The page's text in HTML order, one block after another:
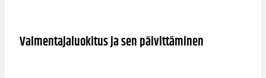
Valmentajaluokitus ja sen päivittäminen